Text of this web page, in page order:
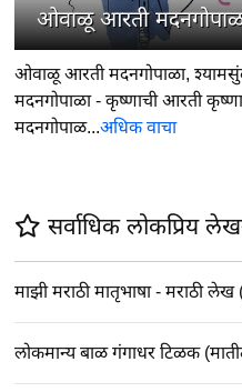
ओवाळू आरती
ओवाळू आरती मदनगोपाळा,
मदनगोपाळा - कृष्णाची आरती
मदनगोपाळ...अधिक वाचा
सर्वाधिक लोकप्रिय
माझी मराठी मातृभाषा - मराठी
लोकमान्य बाळ गंगाधर टिळक